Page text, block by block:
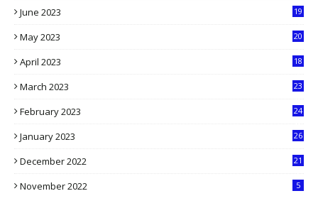
June 2023
19
May 2023
20
April 2023
18
March 2023
23
February 2023
24
January 2023
26
December 2022
21
November 2022 5